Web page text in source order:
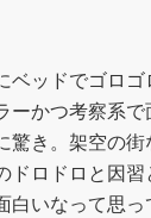
ッドでゴロ
かつ考察系
き。架空の
ドロドロと因
いなって思